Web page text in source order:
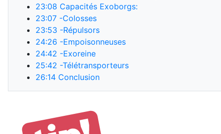
23:08 Capacités Exoborgs:
23:07 -Colosses
23:53 -Répulsors
24:26 -Empoisonneuses
24:42 -Exoreine
25:42 -Télétransporteurs
26:14 Conclusion